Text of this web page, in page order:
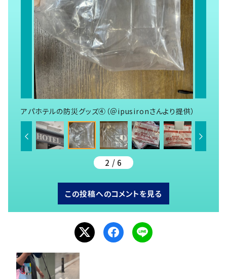
アパホテルの防災グッズ④（＠ipusironさんより提供）
2 / 6
この投稿へのコメントを見る